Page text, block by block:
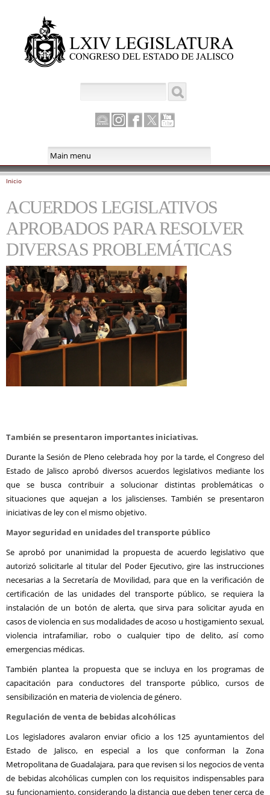
principal
Canal
Instagram
Facebook
Twitter
Inicio
ACUERDOS LEGISLATIVOS
APROBADOS PARA RESOLVER
DIVERSAS PROBLEMÁTICAS
También se presentaron importantes iniciativas.
Durante la Sesión de Pleno celebrada hoy por la tarde, el Congreso del
Estado de Jalisco aprobó diversos acuerdos legislativos mediante los
que se busca contribuir a solucionar distintas problemáticas o
situaciones que aquejan a los jaliscienses. También se presentaron
iniciativas de ley con el mismo objetivo.
Mayor seguridad en unidades del transporte público
Se aprobó por unanimidad la propuesta de acuerdo legislativo que
autorizó solicitarle al titular del Poder Ejecutivo, gire las instrucciones
necesarias a la Secretaría de Movilidad, para que en la verificación de
certificación de las unidades del transporte público, se requiera la
instalación de un botón de alerta, que sirva para solicitar ayuda en
casos de violencia en sus modalidades de acoso u hostigamiento sexual,
violencia intrafamiliar, robo o cualquier tipo de delito, así como
emergencias médicas.
También plantea la propuesta que se incluya en los programas de
capacitación para conductores del transporte público, cursos de
sensibilización en materia de violencia de género.
Regulación de venta de bebidas alcohólicas
Los legisladores avalaron enviar oficio a los 125 ayuntamientos del
Estado de Jalisco, en especial a los que conforman la Zona
Metropolitana de Guadalajara, para que revisen si los negocios de venta
de bebidas alcohólicas cumplen con los requisitos indispensables para
su funcionamiento, considerando la distancia que deben tener cerca de